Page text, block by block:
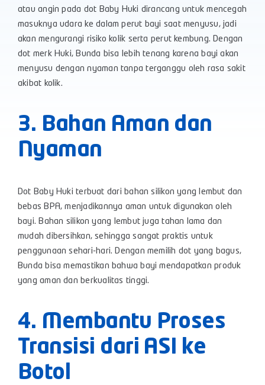
atau angin pada dot Baby Huki dirancang untuk mencegah
masuknya udara ke dalam perut bayi saat menyusu, jadi
akan mengurangi risiko kolik serta perut kembung. Dengan
dot merk Huki, Bunda bisa lebih tenang karena bayi akan
menyusu dengan nyaman tanpa terganggu oleh rasa sakit
akibat kolik.
3. Bahan Aman dan
Nyaman
Dot Baby Huki terbuat dari bahan silikon yang lembut dan
bebas BPA, menjadikannya aman untuk digunakan oleh
bayi. Bahan silikon yang lembut juga tahan lama dan
mudah dibersihkan, sehingga sangat praktis untuk
penggunaan sehari-hari. Dengan memilih dot yang bagus,
Bunda bisa memastikan bahwa bayi mendapatkan produk
yang aman dan berkualitas tinggi.
4. Membantu Proses
Transisi dari ASI ke
Botol